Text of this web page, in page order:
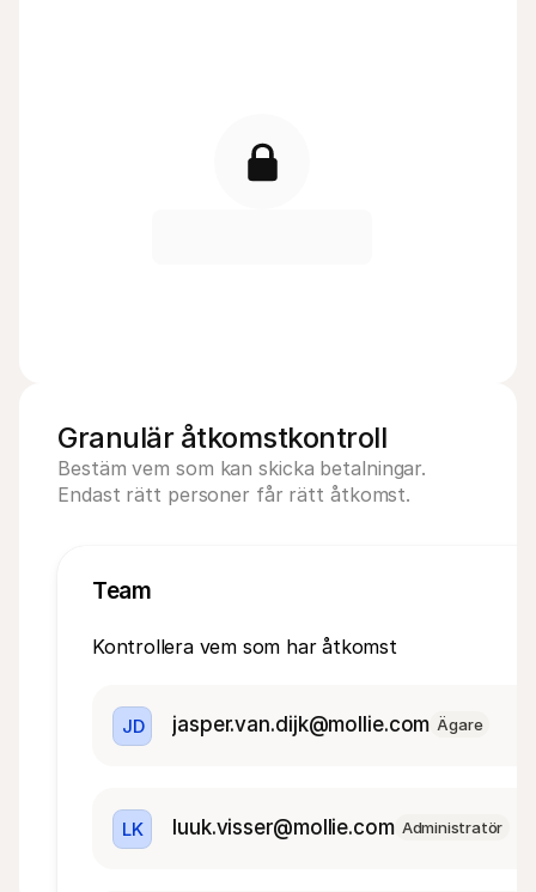
Granulär åtkomstkontroll
Bestäm vem som kan skicka betalningar.
Endast rätt personer får rätt åtkomst.
Team
Kontrollera vem som har åtkomst
LK luuk.visser@mollie.com Administratör
JD jasper.van.dijk@mollie.com Ägare